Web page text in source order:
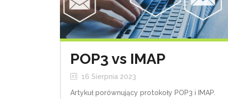
POP3 vs IMAP
16 Sierpnia 2023
Artykuł porównujący protokoły POP3 i IMAP.